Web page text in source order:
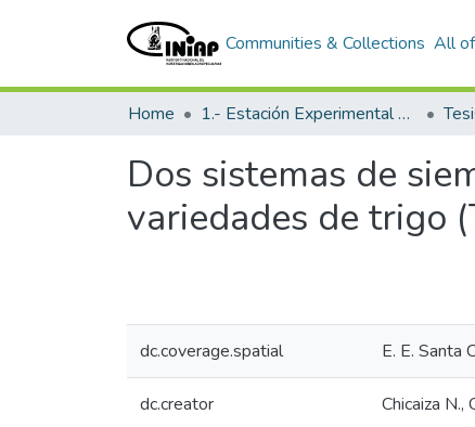
Communities & Collections All
Home 1.- Estación Experimental Santa Catalina
Dos sistemas de
variedades de trigo
dc.coverage.spatial E. E. Santa
dc.creator Chicaiza N.,